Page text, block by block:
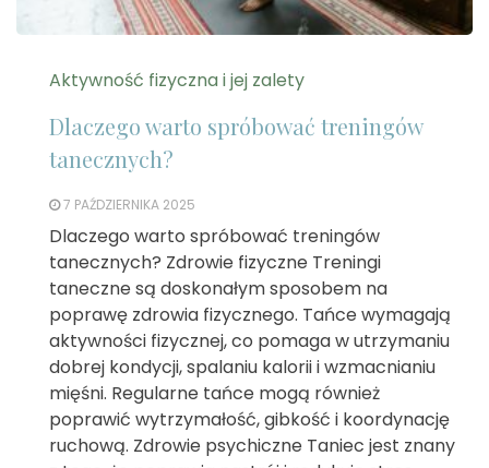
Aktywność fizyczna i jej zalety
Dlaczego warto spróbować treningów
tanecznych?
7 PAŹDZIERNIKA 2025
Dlaczego warto spróbować treningów
tanecznych? Zdrowie fizyczne Treningi
taneczne są doskonałym sposobem na
poprawę zdrowia fizycznego. Tańce wymagają
aktywności fizycznej, co pomaga w utrzymaniu
dobrej kondycji, spalaniu kalorii i wzmacnianiu
mięśni. Regularne tańce mogą również
poprawić wytrzymałość, gibkość i koordynację
ruchową. Zdrowie psychiczne Taniec jest znany